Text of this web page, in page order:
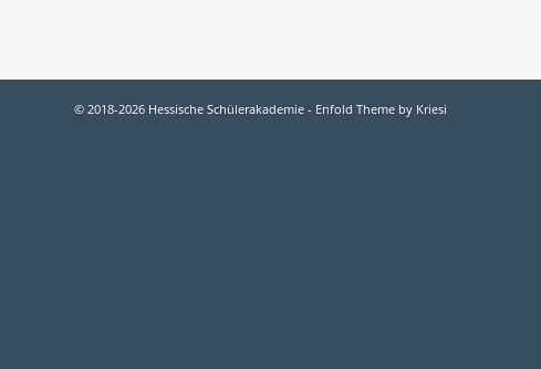
© 2018-2026 Hessische Schülerakademie - Enfold Theme by Kriesi